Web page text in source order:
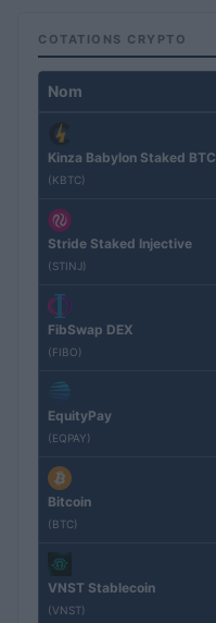
COTATIONS CRYPTO
Nom
Kinza Babylon Staked BTC
(KBTC)
Stride Staked Injective
(STINJ)
FibSwap DEX
(FIBO)
EquityPay
(EQPAY)
Bitcoin
(BTC)
VNST Stablecoin
(VNST)